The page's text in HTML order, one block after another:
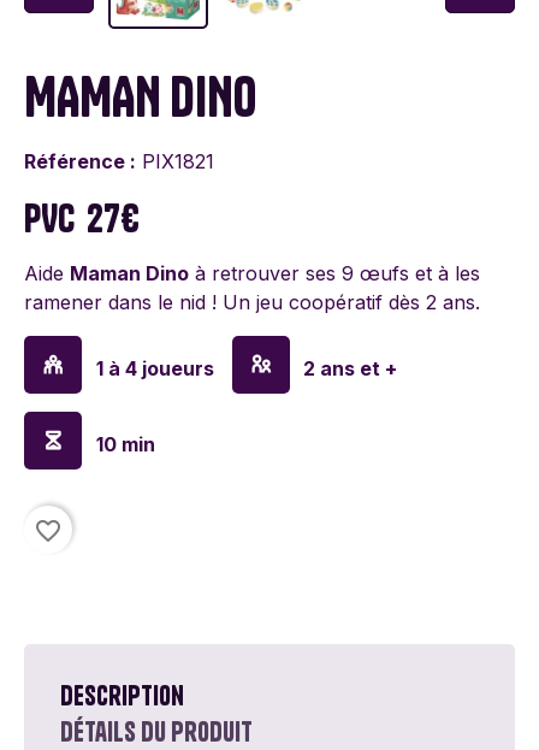
MAMAN DINO
Référence : PIX1821
PVC 27€
Aide Maman Dino à retrouver ses 9 œufs et à les
ramener dans le nid ! Un jeu coopératif dès 2 ans.
1 à 4 joueurs 2 ans et +
10 min
favorite_border
Description
Détails du produit